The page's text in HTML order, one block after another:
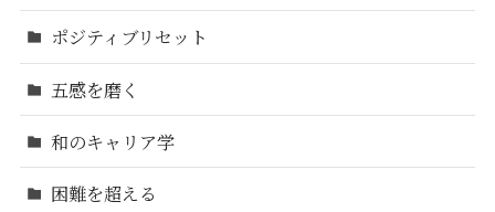
ポジティブリセット
五感を磨く
和のキャリア学
困難を超える